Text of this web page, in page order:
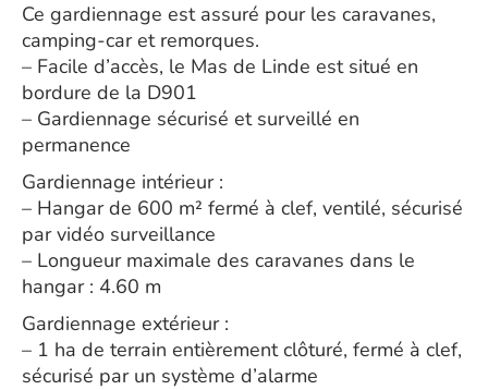
Ce gardiennage est assuré pour les caravanes,
camping-car et remorques.
– Facile d’accès, le Mas de Linde est situé en
bordure de la D901
– Gardiennage sécurisé et surveillé en
permanence
Gardiennage intérieur :
– Hangar de 600 m² fermé à clef, ventilé, sécurisé
par vidéo surveillance
– Longueur maximale des caravanes dans le
hangar : 4.60 m
Gardiennage extérieur :
– 1 ha de terrain entièrement clôturé, fermé à clef,
sécurisé par un système d’alarme